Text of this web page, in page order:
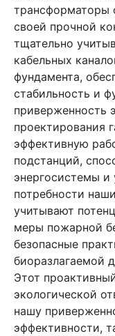
трансформаторы
своей прочной
тщательно
кабельных
фундамента,
стабильность и
приверженность
проектирования
эффективную
подстанций,
энергосистемы и
потребности
учитывают
меры пожарной
безопасные
биоразлагаемой
Этот
экологической
нашу
эффективности,